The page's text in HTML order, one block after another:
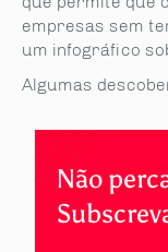
empresas sem
um infográfico
Algumas
Não